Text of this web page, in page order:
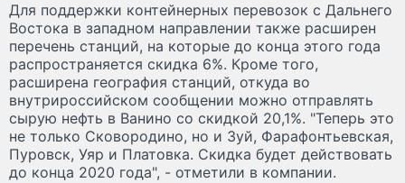
Для поддержки контейнерных перевозок с Дальнего
Востока в западном направлении также расширен
перечень станций, на которые до конца этого года
распространяется скидка 6%. Кроме того,
расширена география станций, откуда во
внутрироссийском сообщении можно отправлять
сырую нефть в Ванино со скидкой 20,1%. "Теперь это
не только Сковородино, но и Зуй, Фарафонтьевская,
Пуровск, Уяр и Платовка. Скидка будет действовать
до конца 2020 года", - отметили в компании.